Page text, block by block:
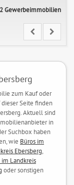
Gewerbeimmobilien
zum Kauf oder
dieser Seite finden
Aktuell sind
in
Suchbox haben
wie Büros im
Ebersberg,
Landkreis
oder sonstigen